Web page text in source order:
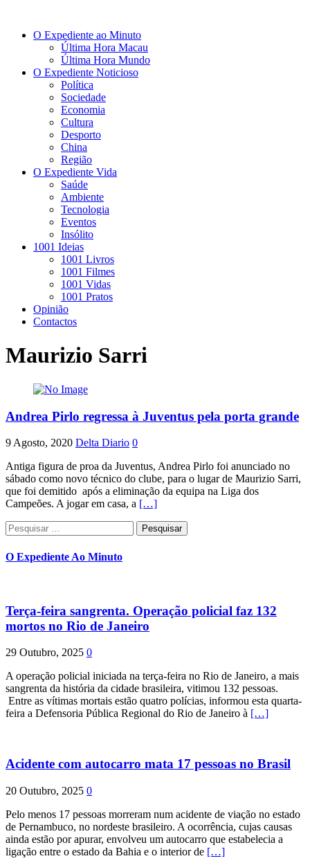
O Expediente ao Minuto
Última Hora Macau
Última Hora Mundo
O Expediente Noticioso
Política
Sociedade
Economia
Cultura
Desporto
China
Região
O Expediente Vida
Saúde
Ambiente
Tecnologia
Eventos
Insólito
1001 Ideias
1001 Livros
1001 Filmes
1001 Vidas
1001 Pratos
Opinião
Contactos
Maurizio Sarri
Andrea Pirlo regressa à Juventus pela porta grande
9 Agosto, 2020 Delta Diario 0
Antiga figura de proa da Juventus, Andrea Pirlo foi anunciado no
sábado como novo técnico do clube, para o lugar de Maurizio Sarri,
que foi demitido após a eliminação da equipa na Liga dos
Campeões. A jogar em casa, a […]
Pesquisar
por:
O Expediente Ao Minuto
Terça-feira sangrenta. Operação policial faz 132
mortos no Rio de Janeiro
29 Outubro, 2025 0
A operação policial iniciada na terça-feira no Rio de Janeiro, a mais
sangrenta da história da cidade brasileira, vitimou 132 pessoas.
Entre as vítimas mortais estão quatro polícias, informou esta quarta-
feira a Defensoria Pública Regional do Rio de Janeiro à […]
Acidente com autocarro mata 17 pessoas no Brasil
20 Outubro, 2025 0
Pelo menos 17 pessoas morreram num acidente de viação no estado
de Pernambuco, no nordeste brasileiro. A ocorrência, cujas causas
ainda estão por apurar, envolveu um autocarro que estabelecia a
ligação entre o estado da Bahia e o interior de […]